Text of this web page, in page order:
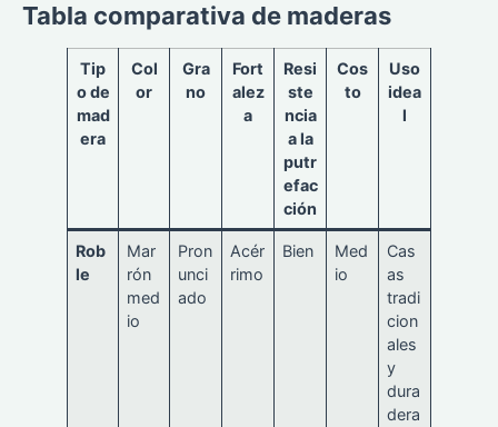
Tabla comparativa de maderas
Tip
o de
mad
era
Col
or
Gra
no
Fort
alez
a
Resi
ste
ncia
a la
putr
efac
ción
Cos
to
Uso
idea
l
Rob
le
Mar
rón
med
io
Pron
unci
ado
Acér
rimo
Bien
Med
io
Cas
as
tradi
cion
ales
y
dura
dera